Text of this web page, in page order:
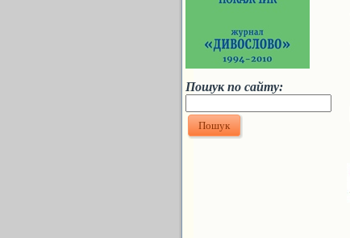
Пошук по сайту: